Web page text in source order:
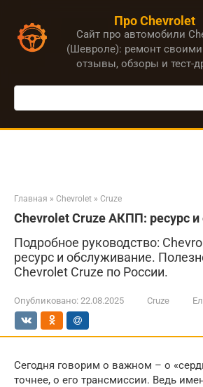
контенту
Про Chevrolet
Сайт про автомобили
(Шевроле): ремонт своими
отзывы, обзоры и тест-
Поиск:
Главная » Chevrolet » Cruze
Chevrolet Cruze АКПП: ресурс
Подробное руководство:
ресурс и обслуживание.
Chevrolet Cruze по России.
Опубликовано: 22.08.2025 Cruze
Сегодня говорим о важном – о
точнее, о его трансмиссии. Ведь